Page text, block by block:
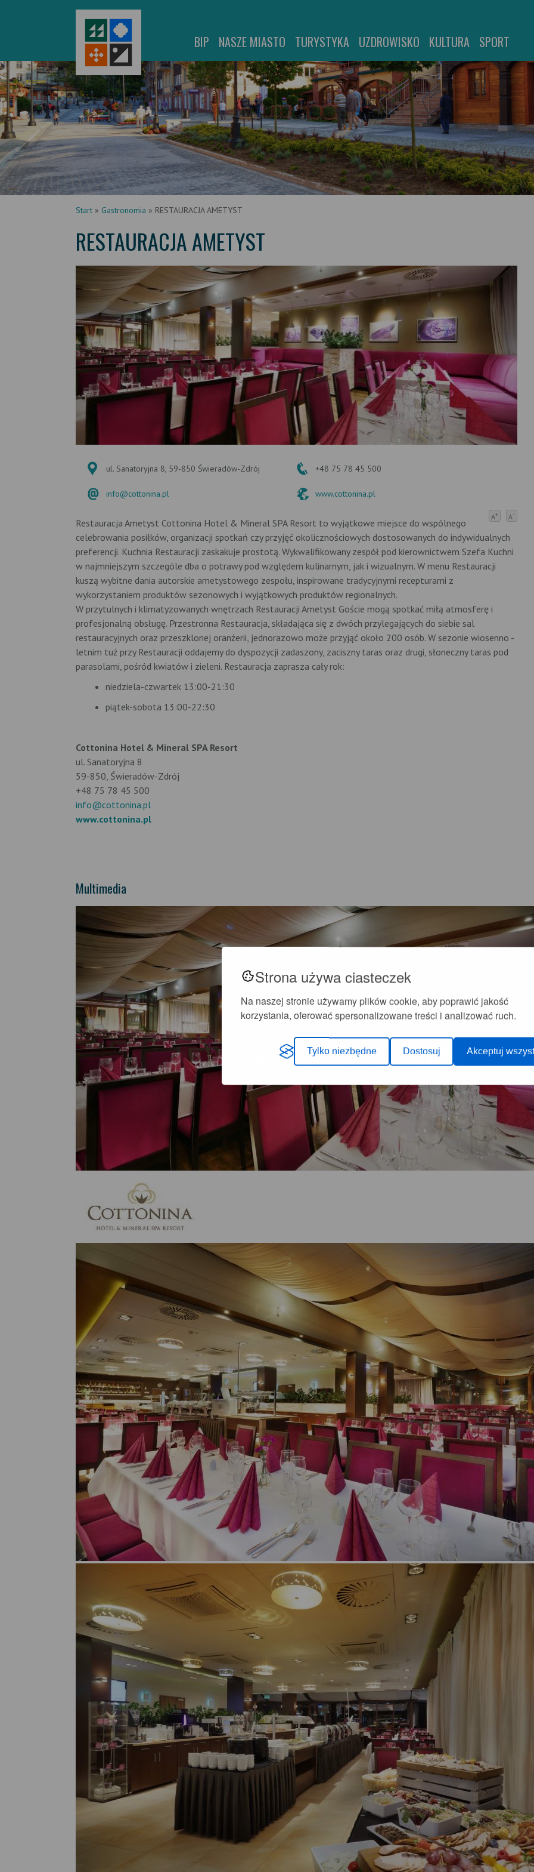
Strona używa ciasteczek
Na naszej stronie używamy plików cookie, aby poprawić jakość
korzystania, oferować spersonalizowane treści i analizować ruch.
Tylko niezbędne Dostosuj Akceptuj
BIP NASZE MIASTO TURYSTYKA UZDROWISKO KULTURA SPORT
Start » Gastronomia » RESTAURACJA AMETYST
RESTAURACJA AMETYST
ul. Sanatoryjna 8, 59-850 Świeradów-Zdrój +48 75 78 45 500
info@cottonina.pl www.cottonina.pl
A+ A-
Restauracja Ametyst Cottonina Hotel & Mineral SPA Resort to wyjątkowe miejsce do wspólnego
celebrowania posiłków, organizacji spotkań czy przyjęć okolicznościowych dostosowanych do indywidualnych
preferencji. Kuchnia Restauracji zaskakuje prostotą. Wykwalifikowany zespół pod kierownictwem Szefa Kuchni
w najmniejszym szczególe dba o potrawy pod względem kulinarnym, jak i wizualnym. W menu Restauracji
kuszą wybitne dania autorskie ametystowego zespołu, inspirowane tradycyjnymi recepturami z
wykorzystaniem produktów sezonowych i wyjątkowych produktów regionalnych.
W przytulnych i klimatyzowanych wnętrzach Restauracji Ametyst Goście mogą spotkać miłą atmosferę i
profesjonalną obsługę. Przestronna Restauracja, składająca się z dwóch przylegających do siebie sal
restauracyjnych oraz przeszklonej oranżerii, jednorazowo może przyjąć około 200 osób. W sezonie wiosenno -
letnim tuż przy Restauracji oddajemy do dyspozycji zadaszony, zaciszny taras oraz drugi, słoneczny taras pod
parasolami, pośród kwiatów i zieleni. Restauracja zaprasza cały rok:
niedziela-czwartek 13:00-21:30
piątek-sobota 13:00-22:30
Cottonina Hotel & Mineral SPA Resort
ul. Sanatoryjna 8
59-850, Świeradów-Zdrój
+48 75 78 45 500
info@cottonina.pl
www.cottonina.pl
Multimedia